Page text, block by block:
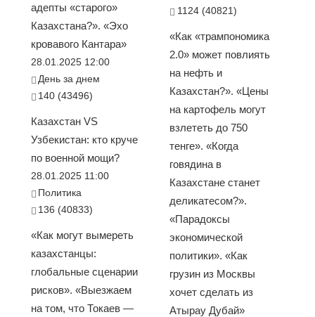
адепты «старого»
Казахстана?». «Эхо
кровавого Кантара»
28.01.2025 12:00
День за днем
140 (43496)
Казахстан VS
Узбекистан: кто круче
по военной мощи?
28.01.2025 11:00
Политика
136 (40833)
«Как могут вымереть
казахстанцы:
глобальные сценарии
рисков». «Выезжаем
на том, что Токаев —
1124 (40821)
«Как «трампономика
2.0» может повлиять
на нефть и
Казахстан?». «Цены
на картофель могут
взлететь до 750
тенге». «Когда
говядина в
Казахстане станет
деликатесом?».
«Парадоксы
экономической
политики». «Как
грузин из Москвы
хочет сделать из
Атырау Дубай»